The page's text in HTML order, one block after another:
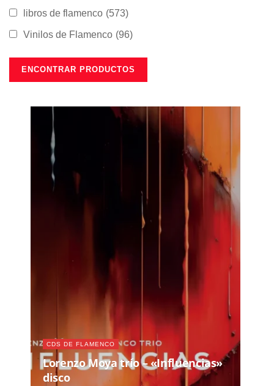
libros de flamenco (573)
Vinilos de Flamenco (96)
CDS DE FLAMENCO
Lorenzo Moya trío – «Influencias»
disco